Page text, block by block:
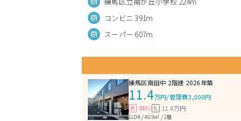
コンビニ 391m
スーパー 607m
練馬区南田中 2階建 2026年築
11.4万円/管理費3,000円
敷 無料 礼 11.4万円
1LDK / 40.9㎡ / 1階